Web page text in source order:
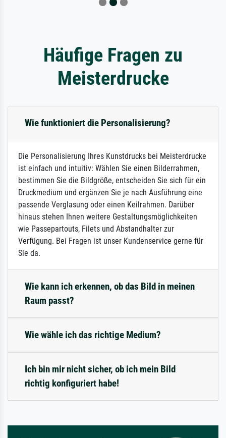
Häufige Fragen zu
Meisterdrucke
Wie funktioniert die Personalisierung?
Die Personalisierung Ihres Kunstdrucks bei Meisterdrucke
ist einfach und intuitiv: Wählen Sie einen Bilderrahmen,
bestimmen Sie die Bildgröße, entscheiden Sie sich für ein
Druckmedium und ergänzen Sie je nach Ausführung eine
passende Verglasung oder einen Keilrahmen. Darüber
hinaus stehen Ihnen weitere Gestaltungsmöglichkeiten
wie Passepartouts, Filets und Abstandhalter zur
Verfügung. Bei Fragen ist unser Kundenservice gerne für
Sie da.
Wie kann ich erkennen, ob das Bild in meinen
Raum passt?
Wie wähle ich das richtige Medium?
Ich bin mir nicht sicher, ob ich mein Bild
richtig konfiguriert habe!